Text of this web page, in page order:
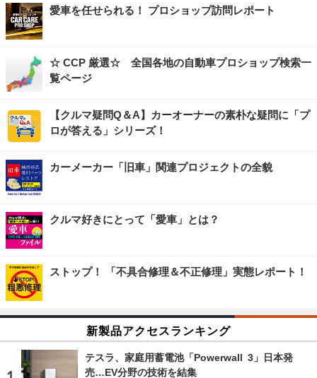
愛車を任せられる！ プロショップ訪問レポート
☆ CCP 厳選☆ 全国各地の自動車プロショップ検索一
覧ページ
【クルマ疑問Q＆A】カーオーナーの素朴な疑問に「プ
ロが答える」シリーズ！
カーメーカー「旧車」関連プロジェクトの全貌
クルマ好きにとって「愛車」とは？
ストップ！ 「不具合修理＆不正修理」実態レポート！
新製品アクセスランキング
テスラ、家庭用蓄電池「Powerwall 3」日本発
売…EV分野の技術を結集